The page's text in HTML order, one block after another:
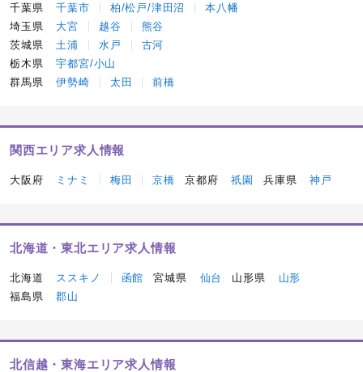
千葉県
千葉市 柏/松戸/津田沼
本八幡
埼玉県
大宮 越谷
熊谷
茨城県
土浦 水戸
古河
栃木県
宇都宮/小山
群馬県
伊勢崎 太田 前橋
関西エリア求人情報
大阪府 ミナミ 梅田 京橋 京都府 祇園 兵庫県 神戸
北海道・東北エリア求人情報
北海道 ススキノ 函館 宮城県 仙台 山形県
山形
福島県
郡山
北信越・東海エリア求人情報